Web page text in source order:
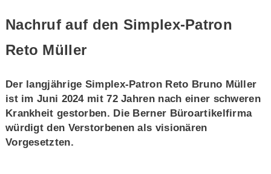
Nachruf auf den Simplex-Patron
Reto Müller
Der langjährige Simplex-Patron Reto Bruno Müller
ist im Juni 2024 mit 72 Jahren nach einer schweren
Krankheit gestorben. Die Berner Büroartikelfirma
würdigt den Verstorbenen als visionären
Vorgesetzten.